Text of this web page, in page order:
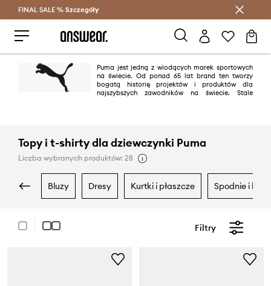
Oszczędzaj z Answear Club >
FINAL SALE % Szczegóły
Puma jest jedną z wiodących marek sportowych
na świecie. Od ponad 65 lat brand ten tworzy
bogatą historię projektów i produktów dla
najszybszych zawodników na świecie. Stale
Topy i t-shirty dla dziewczynki Puma
Liczba wybranych produktów: 28
bluzy dresy kurtki i płaszcze spodnie i
Filtry